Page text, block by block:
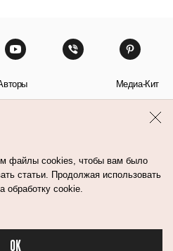
Медиа-Кит
файлы cookies, чтобы вам было
статьи. Продолжая использовать
обработку cookie.
OK